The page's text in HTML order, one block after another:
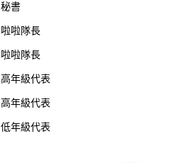
秘書
啦啦隊長
啦啦隊長
高年級代表
高年級代表
低年級代表